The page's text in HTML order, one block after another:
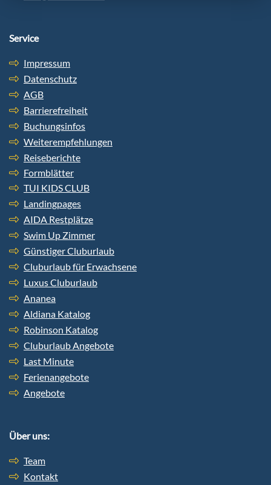
Service
Impressum
Datenschutz
AGB
Barrierefreiheit
Buchungsinfos
Weiterempfehlungen
Reiseberichte
Formblätter
TUI KIDS CLUB
Landingpages
AIDA Restplätze
Swim Up Zimmer
Günstiger Cluburlaub
Cluburlaub für Erwachsene
Luxus Cluburlaub
Ananea
Aldiana Katalog
Robinson Katalog
Cluburlaub Angebote
Last Minute
Ferienangebote
Angebote
Über uns:
Team
Kontakt